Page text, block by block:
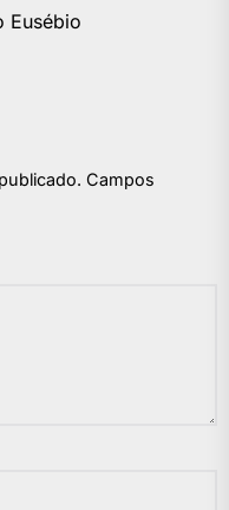
Eusébio
Campos